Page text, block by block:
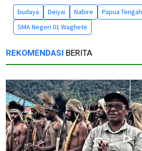
budaya Deiyai Nabire
Papua Tengah
SMA Negeri 01 Waghete
REKOMENDASI BERITA